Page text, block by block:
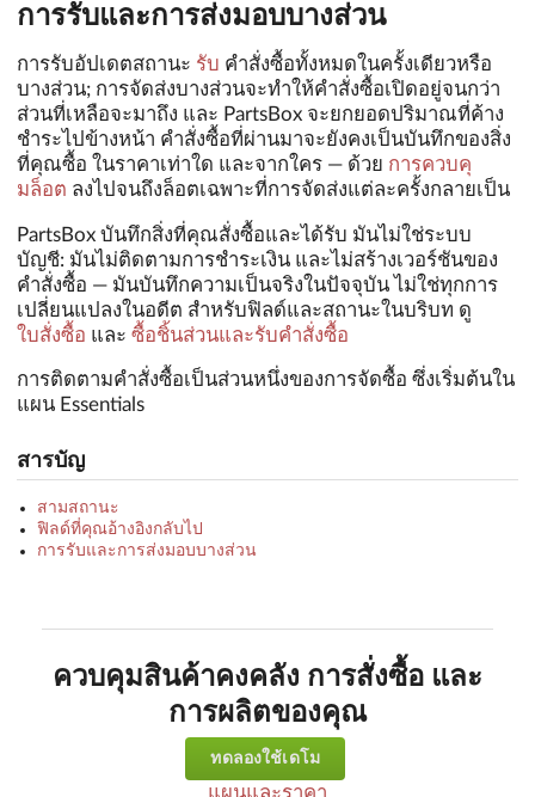
การรับและการส่งมอบบางส่วน
การรับอัปเดตสถานะ รับ คำสั่งซื้อทั้งหมดในครั้งเดียวหรือ
บางส่วน; การจัดส่งบางส่วนจะทำให้คำสั่งซื้อเปิดอยู่จนกว่า
ส่วนที่เหลือจะมาถึง และ PartsBox จะยกยอดปริมาณที่ค้าง
ชำระไปข้างหน้า คำสั่งซื้อที่ผ่านมาจะยังคงเป็นบันทึกของสิ่ง
ที่คุณซื้อ ในราคาเท่าใด และจากใคร — ด้วย การควบคุ
มล็อต ลงไปจนถึงล็อตเฉพาะที่การจัดส่งแต่ละครั้งกลายเป็น
PartsBox บันทึกสิ่งที่คุณสั่งซื้อและได้รับ มันไม่ใช่ระบบ
บัญชี: มันไม่ติดตามการชำระเงิน และไม่สร้างเวอร์ชันของ
คำสั่งซื้อ — มันบันทึกความเป็นจริงในปัจจุบัน ไม่ใช่ทุกการ
เปลี่ยนแปลงในอดีต สำหรับฟิลด์และสถานะในบริบท ดู
ใบสั่งซื้อ และ ซื้อชิ้นส่วนและรับคำสั่งซื้อ
การติดตามคำสั่งซื้อเป็นส่วนหนึ่งของการจัดซื้อ ซึ่งเริ่มต้นใน
แผน Essentials
สารบัญ
สามสถานะ
ฟิลด์ที่คุณอ้างอิงกลับไป
การรับและการส่งมอบบางส่วน
ควบคุมสินค้าคงคลัง การสั่งซื้อ และ
การผลิตของคุณ
ทดลองใช้เดโม